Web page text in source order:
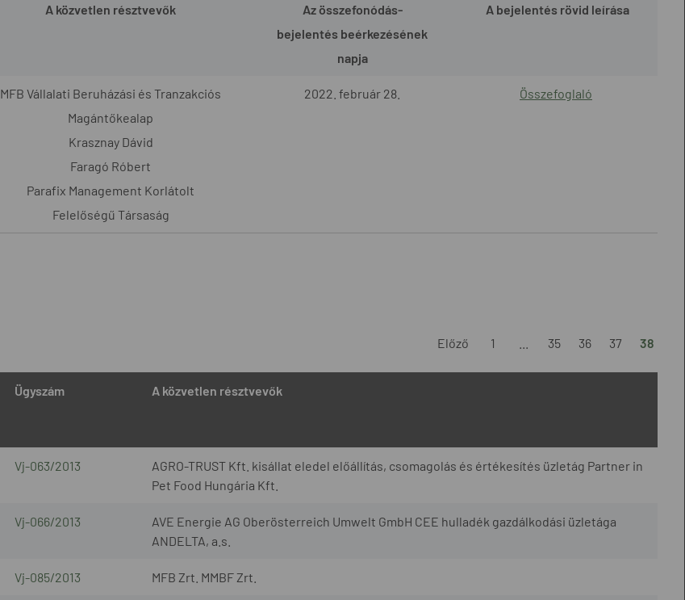
A közvetlen résztvevők
Az összefonódás-
bejelentés beérkezésének
napja
A bejelentés rövid leírása
MFB Vállalati Beruházási és Tranzakciós
Magántőkealap
Krasznay Dávid
Faragó Róbert
Parafix Management Korlátolt
Felelőségű Társaság
2022. február 28. Összefoglaló
Előző 1 35 36 37 38
Ügyszám A közvetlen résztvevők
Vj-063/2013
AGRO-TRUST Kft. kisállat eledel előállítás, csomagolás és értékesítés üzletág Partner in
Pet Food Hungária Kft.
Vj-066/2013
AVE Energie AG Oberösterreich Umwelt GmbH CEE hulladék gazdálkodási üzletága
ANDELTA, a.s.
Vj-085/2013 MFB Zrt. MMBF Zrt.